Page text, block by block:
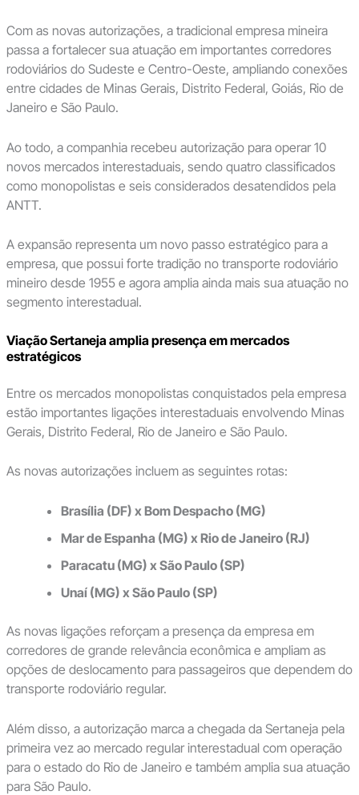
Com as novas autorizações, a tradicional empresa mineira
passa a fortalecer sua atuação em importantes corredores
rodoviários do Sudeste e Centro-Oeste, ampliando conexões
entre cidades de Minas Gerais, Distrito Federal, Goiás, Rio de
Janeiro e São Paulo.
Ao todo, a companhia recebeu autorização para operar 10
novos mercados interestaduais, sendo quatro classificados
como monopolistas e seis considerados desatendidos pela
ANTT.
A expansão representa um novo passo estratégico para a
empresa, que possui forte tradição no transporte rodoviário
mineiro desde 1955 e agora amplia ainda mais sua atuação no
segmento interestadual.
Viação Sertaneja amplia presença em mercados
estratégicos
Entre os mercados monopolistas conquistados pela empresa
estão importantes ligações interestaduais envolvendo Minas
Gerais, Distrito Federal, Rio de Janeiro e São Paulo.
As novas autorizações incluem as seguintes rotas:
Brasília (DF) x Bom Despacho (MG)
Mar de Espanha (MG) x Rio de Janeiro (RJ)
Paracatu (MG) x São Paulo (SP)
Unaí (MG) x São Paulo (SP)
As novas ligações reforçam a presença da empresa em
corredores de grande relevância econômica e ampliam as
opções de deslocamento para passageiros que dependem do
transporte rodoviário regular.
Além disso, a autorização marca a chegada da Sertaneja pela
primeira vez ao mercado regular interestadual com operação
para o estado do Rio de Janeiro e também amplia sua atuação
para São Paulo.